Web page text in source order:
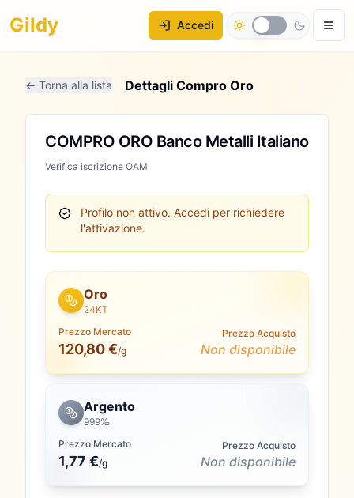
Gildy Accedi
← Torna alla lista Dettagli Compro Oro
COMPRO ORO Banco Metalli Italiano
Verifica iscrizione OAM
Profilo non attivo. Accedi per richiedere
l'attivazione.
Oro
24KT
Prezzo Mercato
120,80 €/g
Prezzo Acquisto
Non disponibile
Argento
999‰
Prezzo Mercato
1,77 €/g
Prezzo Acquisto
Non disponibile